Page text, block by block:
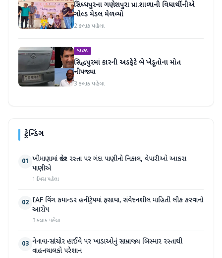
સિધ્ધપુરના ગણેશપુરા પ્રા.શાળાની વિધાર્થીનીએ
ગોલ્ડ મેડલ મેળવ્યો
2 કલાક પહેલા
પાટણ
સિદ્ધપુરમાં કારની અડફેટે બે ખેડૂતોના મોત
નીપજ્યા
3 કલાક પહેલા
ટ્રેન્ડિંગ
01 ખીમાણામાં જાહેર રસ્તા પર ગંદા પાણીનો નિકાલ, વેપારીઓ આકરા
પાણીએ
1 દિવસ પહેલા
02 IAF વિંગ કમાન્ડર હનીટ્રેપમાં ફસાયા, સંવેદનશીલ માહિતી લીક કરવાનો
આરોપ
3 કલાક પહેલા
03 નેનાવા-સાંચોર હાઈવે પર ખાડાઓનું સામ્રાજ્ય બિસ્માર રસ્તાથી
વાહનચાલકો પરેશાન